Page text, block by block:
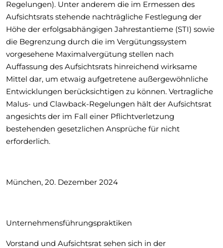
Regelungen). Unter anderem die im Ermessen des
Aufsichtsrats stehende nachträgliche Festlegung der
Höhe der erfolgsabhängigen Jahrestantieme (STI) sowie
die Begrenzung durch die im Vergütungssystem
vorgesehene Maximalvergütung stellen nach
Auffassung des Aufsichtsrats hinreichend wirksame
Mittel dar, um etwaig aufgetretene außergewöhnliche
Entwicklungen berücksichtigen zu können. Vertragliche
Malus- und Clawback-Regelungen hält der Aufsichtsrat
angesichts der im Fall einer Pflichtverletzung
bestehenden gesetzlichen Ansprüche für nicht
erforderlich.
München, 20. Dezember 2024
Unternehmensführungspraktiken
Vorstand und Aufsichtsrat sehen sich in der